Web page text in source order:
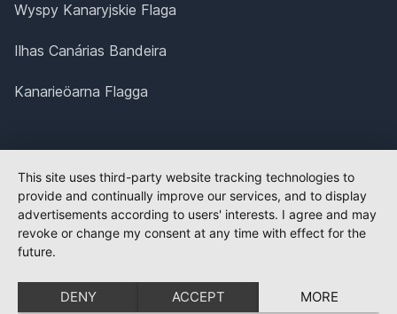
Wyspy Kanaryjskie Flaga
Ilhas Canárias Bandeira
Kanarieöarna Flagga
This site uses third-party website tracking technologies to
provide and continually improve our services, and to display
advertisements according to users' interests. I agree and may
revoke or change my consent at any time with effect for the
future.
DENY ACCEPT MORE